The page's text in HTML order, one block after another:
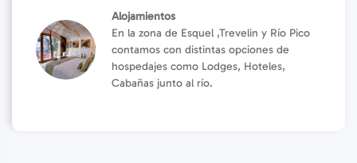
Alojamientos
En la zona de Esquel ,Trevelin y Río Pico
contamos con distintas opciones de
hospedajes como Lodges, Hoteles,
Cabañas junto al río.